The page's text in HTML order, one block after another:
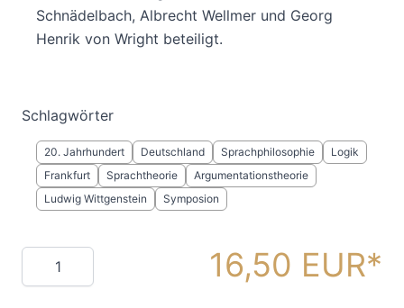
Schnädelbach, Albrecht Wellmer und Georg
Henrik von Wright beteiligt.
Schlagwörter
20. Jahrhundert Deutschland Sprachphilosophie
Logik
Frankfurt
Sprachtheorie
Argumentationstheorie
Ludwig Wittgenstein
Symposion
Menge 16,50 EUR